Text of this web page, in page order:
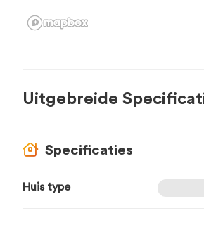
Uitgebreide
Specificaties
Huis type